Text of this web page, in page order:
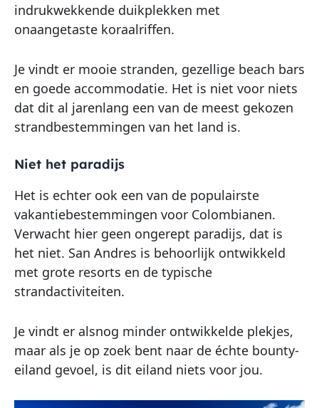
indrukwekkende duikplekken met
onaangetaste koraalriffen.
Je vindt er mooie stranden, gezellige beach bars
en goede accommodatie. Het is niet voor niets
dat dit al jarenlang een van de meest gekozen
strandbestemmingen van het land is.
Niet het paradijs
Het is echter ook een van de populairste
vakantiebestemmingen voor Colombianen.
Verwacht hier geen ongerept paradijs, dat is
het niet. San Andres is behoorlijk ontwikkeld
met grote resorts en de typische
strandactiviteiten.
Je vindt er alsnog minder ontwikkelde plekjes,
maar als je op zoek bent naar de échte bounty-
eiland gevoel, is dit eiland niets voor jou.